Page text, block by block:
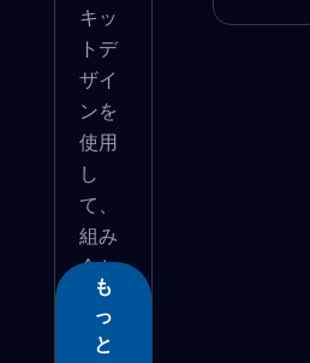
キッ
トデ
ザイ
ンを
使用
し
て、
組み
合わ
せ...
も
っ
と